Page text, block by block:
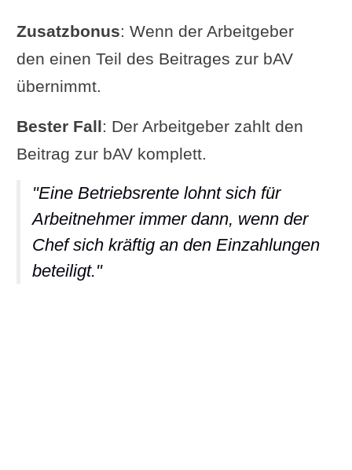
Zusatzbonus: Wenn der Arbeitgeber
den einen Teil des Beitrages zur bAV
übernimmt.
Bester Fall: Der Arbeitgeber zahlt den
Beitrag zur bAV komplett.
"Eine Betriebsrente lohnt sich für
Arbeitnehmer immer dann, wenn der
Chef sich kräftig an den Einzahlungen
beteiligt."